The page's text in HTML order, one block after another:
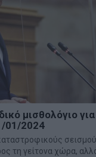
μισθολόγιο
01/2024
τη γείτονα χώρα,